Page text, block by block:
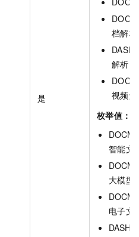
是
档解
解析）
视频
枚举值：
智能文
大模型
电子文